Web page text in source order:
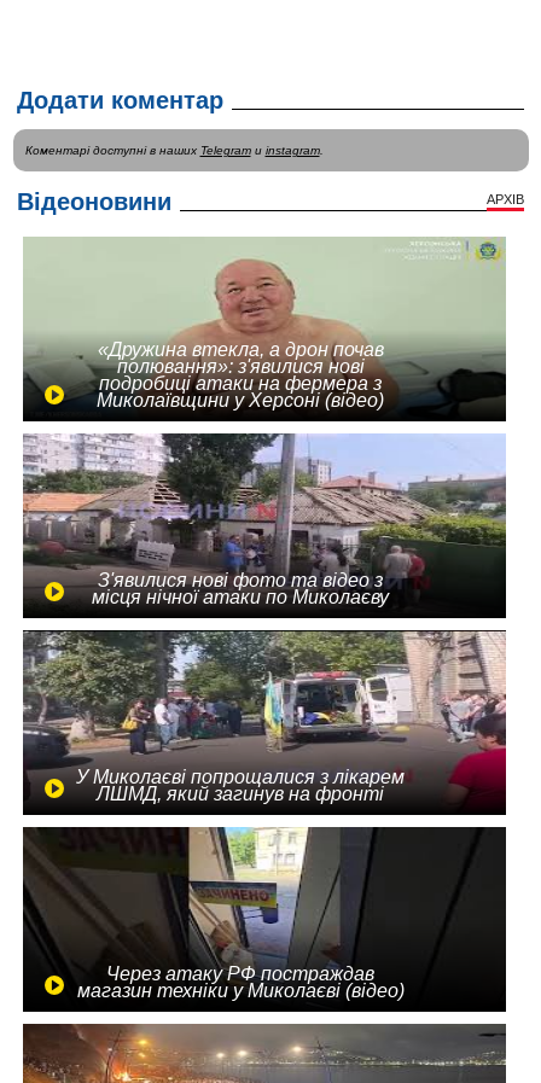
Додати коментар
Коментарі доступні в наших Telegramи instagram.
Відеоновини АРХІВ
«Дружина втекла, а дрон почав
полювання»: з'явилися нові
подробиці атаки на фермера з
Миколаївщини у Херсоні (відео)
З'явилися нові фото та відео з
місця нічної атаки по Миколаєву
У Миколаєві попрощалися з лікарем
ЛШМД, який загинув на фронті
Через атаку РФ постраждав
магазин техніки у Миколаєві (відео)